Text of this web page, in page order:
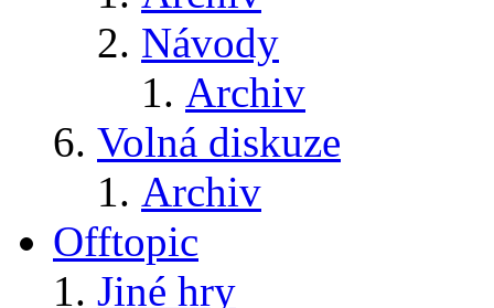
Návody
Archiv
Volná diskuze
Archiv
Offtopic
Jiné hry